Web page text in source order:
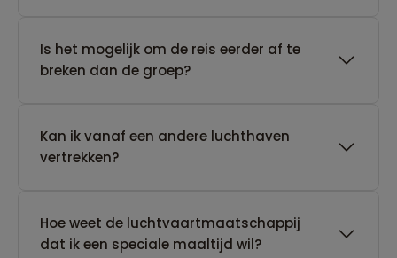
Is het mogelijk om de reis eerder af te
breken dan de groep?
Kan ik vanaf een andere luchthaven
vertrekken?
Hoe weet de luchtvaartmaatschappij
dat ik een speciale maaltijd wil?